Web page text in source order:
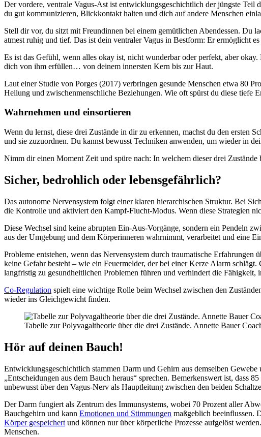
Der vordere, ventrale Vagus-Ast ist entwicklungsgeschichtlich der jüngste Teil
du gut kommunizieren, Blickkontakt halten und dich auf andere Menschen
Stell dir vor, du sitzt mit Freundinnen bei einem gemütlichen Abendessen. Du
atmest ruhig und tief. Das ist dein ventraler Vagus in Bestform: Er ermöglicht
Es ist das Gefühl, wenn alles okay ist, nicht wunderbar oder perfekt, aber
dich von ihm erfüllen… von deinem innersten Kern bis zur Haut.
Laut einer Studie von Porges (2017) verbringen gesunde Menschen etwa 80
Heilung und zwischenmenschliche Beziehungen. Wie oft spürst du diese tiefe
Wahrnehmen und einsortieren
Wenn du lernst, diese drei Zustände in dir zu erkennen, machst du den ersten
und sie zuzuordnen. Du kannst bewusst Techniken anwenden, um wieder in
Nimm dir einen Moment Zeit und spüre nach: In welchem dieser drei
Sicher, bedrohlich oder lebensgefährlich?
Das autonome Nervensystem folgt einer klaren hierarchischen Struktur. Bei
die Kontrolle und aktiviert den Kampf-Flucht-Modus. Wenn diese Strategien
Diese Wechsel sind keine abrupten Ein-Aus-Vorgänge, sondern ein Pendeln
aus der Umgebung und dem Körperinneren wahrnimmt, verarbeitet und eine
Probleme entstehen, wenn das Nervensystem durch traumatische
keine Gefahr besteht – wie ein Feuermelder, der bei einer Kerze Alarm
langfristig zu gesundheitlichen Problemen führen und verhindert die
Co-Regulation spielt eine wichtige Rolle beim Wechsel zwischen den
wieder ins Gleichgewicht finden.
Tabelle zur Polyvagaltheorie über die drei Zustände. Annette Bauer
Hör auf deinen Bauch!
Entwicklungsgeschichtlich stammen Darm und Gehirn aus demselben
„Entscheidungen aus dem Bauch heraus“ sprechen. Bemerkenswert ist,
unbewusst über den Vagus-Nerv als Hauptleitung zwischen den beiden
Der Darm fungiert als Zentrum des Immunsystems, wobei 70 Prozent aller
Bauchgehirn und kann Emotionen und Stimmungen maßgeblich beeinflussen.
Körper gespeichert und können nur über körperliche Prozesse aufgelöst
Menschen.